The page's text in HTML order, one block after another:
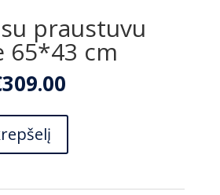
praustuvu
65*43 cm
309.00Current
is: